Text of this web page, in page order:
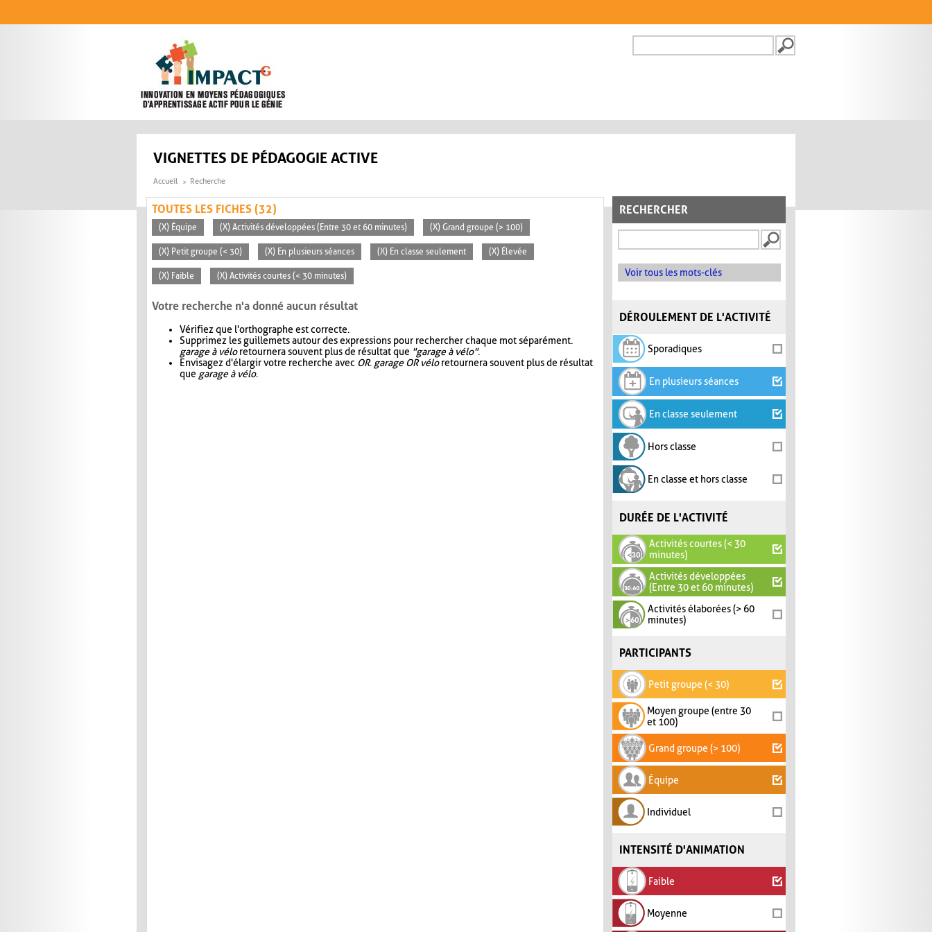
FORMULAIRE DE
VIGNETTES DE PÉDAGOGIE ACTIVE
Accueil Recherche
RECHERCHER
Voir tous les mots-clés
DÉROULEMENT DE L'ACTIVITÉ
Sporadiques
En plusieurs séances
En classe seulement
Hors classe
En classe et hors classe
DURÉE DE L'ACTIVITÉ
Activités courtes (< 30
minutes)
Activités développées
(Entre 30 et 60 minutes)
Activités élaborées (> 60
minutes)
PARTICIPANTS
Petit groupe (< 30)
Moyen groupe (entre 30
et 100)
Grand groupe (> 100)
Équipe
Individuel
INTENSITÉ D'ANIMATION
Faible
Moyenne
TOUTES LES FICHES (32)
(X) Équipe (X) Activités développées (Entre 30 et 60 minutes) (X) Grand groupe (> 100)
(X) Petit groupe (< 30) (X) En plusieurs séances (X) En classe seulement (X) Élevée
(X) Faible (X) Activités courtes (< 30 minutes)
Votre recherche n'a donné aucun résultat
Vérifiez que l'orthographe est correcte.
Supprimez les guillemets autour des expressions pour rechercher chaque mot séparément.
garage à véloretournera souvent plus de résultat que "garage à vélo".
Envisagez d'élargir votre recherche avec OR. garage OR véloretournera souvent plus de résultat
que garage à vélo.